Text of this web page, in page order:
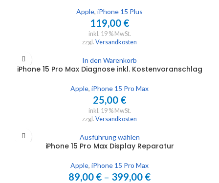
Apple, iPhone 15 Plus
119,00 €
inkl. 19 % MwSt.
zzgl. Versandkosten
In den Warenkorb
iPhone 15 Pro Max Diagnose inkl. Kostenvoranschlag
Apple, iPhone 15 Pro Max
25,00 €
inkl. 19 % MwSt.
zzgl. Versandkosten
Ausführung wählen
iPhone 15 Pro Max Display Reparatur
Apple, iPhone 15 Pro Max
89,00 € – 399,00 €